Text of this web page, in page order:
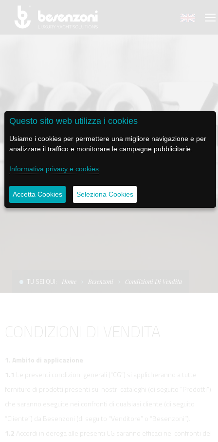
BESENZONI
AZIENDA
SOSTENIBILITÀ E CSR
PRODOTTI
POLTRONE PILOTA
GRU - MOVIMENTAZIONE PLANCETTA - VARO TENDER
BE ELECTRIC
LAPASSERELLA
ILTENDERLIFT
NEWS MEDIA
NEWS
ASSISTENZA
TUTORIALS
CONDIZIONI DI VENDITA
TU SEI QUI: Home Besenzoni Condizioni Di Vendita
CONDIZIONI DI VENDITA
1. Ambito di applicazione
1.1
Le presenti condizioni generali (“CG”) si applicheranno a tutte
forniture di prodotti presenti sui nostri cataloghi (di seguito “Prodotti”)
che saranno eseguite nei confronti di qualsiasi cliente (di seguito
“Cliente”) da Besenzoni (di seguito “Venditore” o “Besenzoni”).
1.2 Accordi in deroga alle presenti CG saranno efficaci nei confronti del
Questo sito web utilizza i cookies
Usiamo i cookies per permettere una migliore navigazione e per
analizzare il traffico e monitorare le campagne pubblicitarie.
Informativa privacy e cookies
Accetta Cookies Seleziona Cookies